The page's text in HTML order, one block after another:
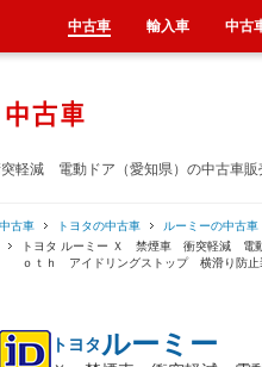
軽減 電動ドア（愛知県）の中古車販
中古車 トヨタの中古車 ルーミーの中古車
トヨタ ルーミー Ｘ 禁煙車 衝突軽減 電
ｏｔｈ アイドリングストップ 横滑り防
トヨタルーミー
中古車 輸入車 中古